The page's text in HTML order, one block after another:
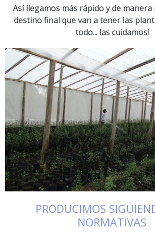
Así llegamos más rápido y de manera
destino final que van a tener las
todo... las cuidamos!​
PRODUCIMOS
NORMATIVAS​